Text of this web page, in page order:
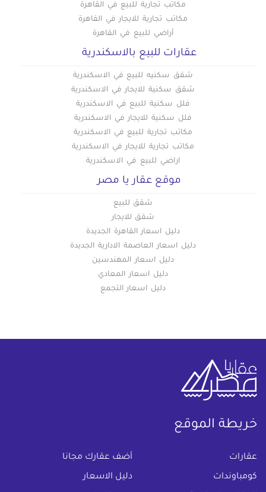
مكاتب تجارية للبيع في القاهرة
مكاتب تجارية للايجار في القاهرة
أراضي للبيع في القاهرة
عقارات للبيع بالاسكندرية
شقق سكنيه للبيع في الاسكندرية
شقق سكنية للايجار في الاسكندرية
فلل سكنية للبيع في الاسكندرية
فلل سكنية للايجار في الاسكندرية
مكاتب تجارية للبيع في الاسكندرية
مكاتب تجارية للايجار في الاسكندرية
اراضي للبيع في الاسكندرية
موقع عقار يا مصر
شقق للبيع
شقق للايجار
دليل اسعار القاهرة الجديدة
دليل اسعار العاصمة الادارية الجديدة
دليل اسعار المهندسين
دليل اسعار المعادي
دليل اسعار التجمع
خريطة الموقع
عقارات أضف عقارك مجانا
كومباوندات دليل الاسعار